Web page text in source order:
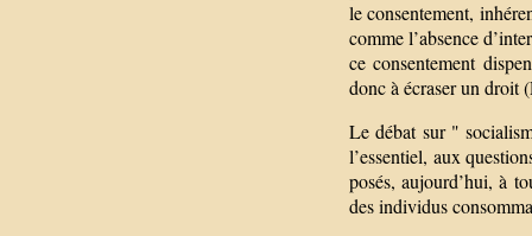
le consentement,
comme l’absence
ce consentement
donc à écraser un
Le débat sur "
l’essentiel, aux
posés, aujourd’hui, à
des individus